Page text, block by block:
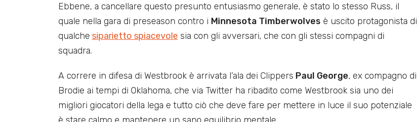
Ebbene, a cancellare questo presunto entusiasmo generale, è stato lo stesso Russ, il
quale nella gara di preseason contro i Minnesota Timberwolves è uscito protagonista di
qualche siparietto spiacevole sia con gli avversari, che con gli stessi compagni di
squadra.
A correre in difesa di Westbrook è arrivata l’ala dei Clippers Paul George, ex compagno di
Brodie ai tempi di Oklahoma, che via Twitter ha ribadito come Westbrook sia uno dei
migliori giocatori della lega e tutto ciò che deve fare per mettere in luce il suo potenziale